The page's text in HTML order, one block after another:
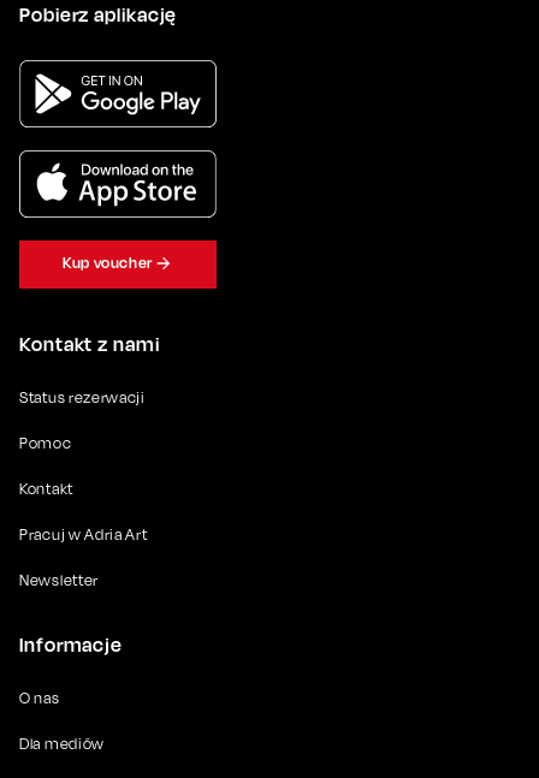
Kontakt z nami
Status rezerwacji
Pomoc
Kontakt
Pracuj w Adria Art
Newsletter
Informacje
O nas
Dla mediów
Pobierz aplikację
Kup voucher